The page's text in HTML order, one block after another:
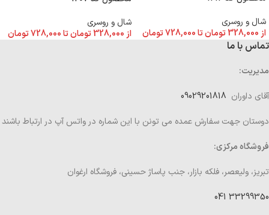
شال و روسری
از 328,000تومانتا728,000تومان
شال و روسری
از 328,000تومانتا728,000تومان
تماس با ما
مدیریت:
آقای داوران
دوستان جهت سفارش عمده می تونن با این شماره در واتس آپ در ارتباط باشند
فروشگاه مرکزی:
تبریز، ولیعصر، فلکه بازار، جنب پاساژ حسینی، فروشگاه ارغوان
33299350 041